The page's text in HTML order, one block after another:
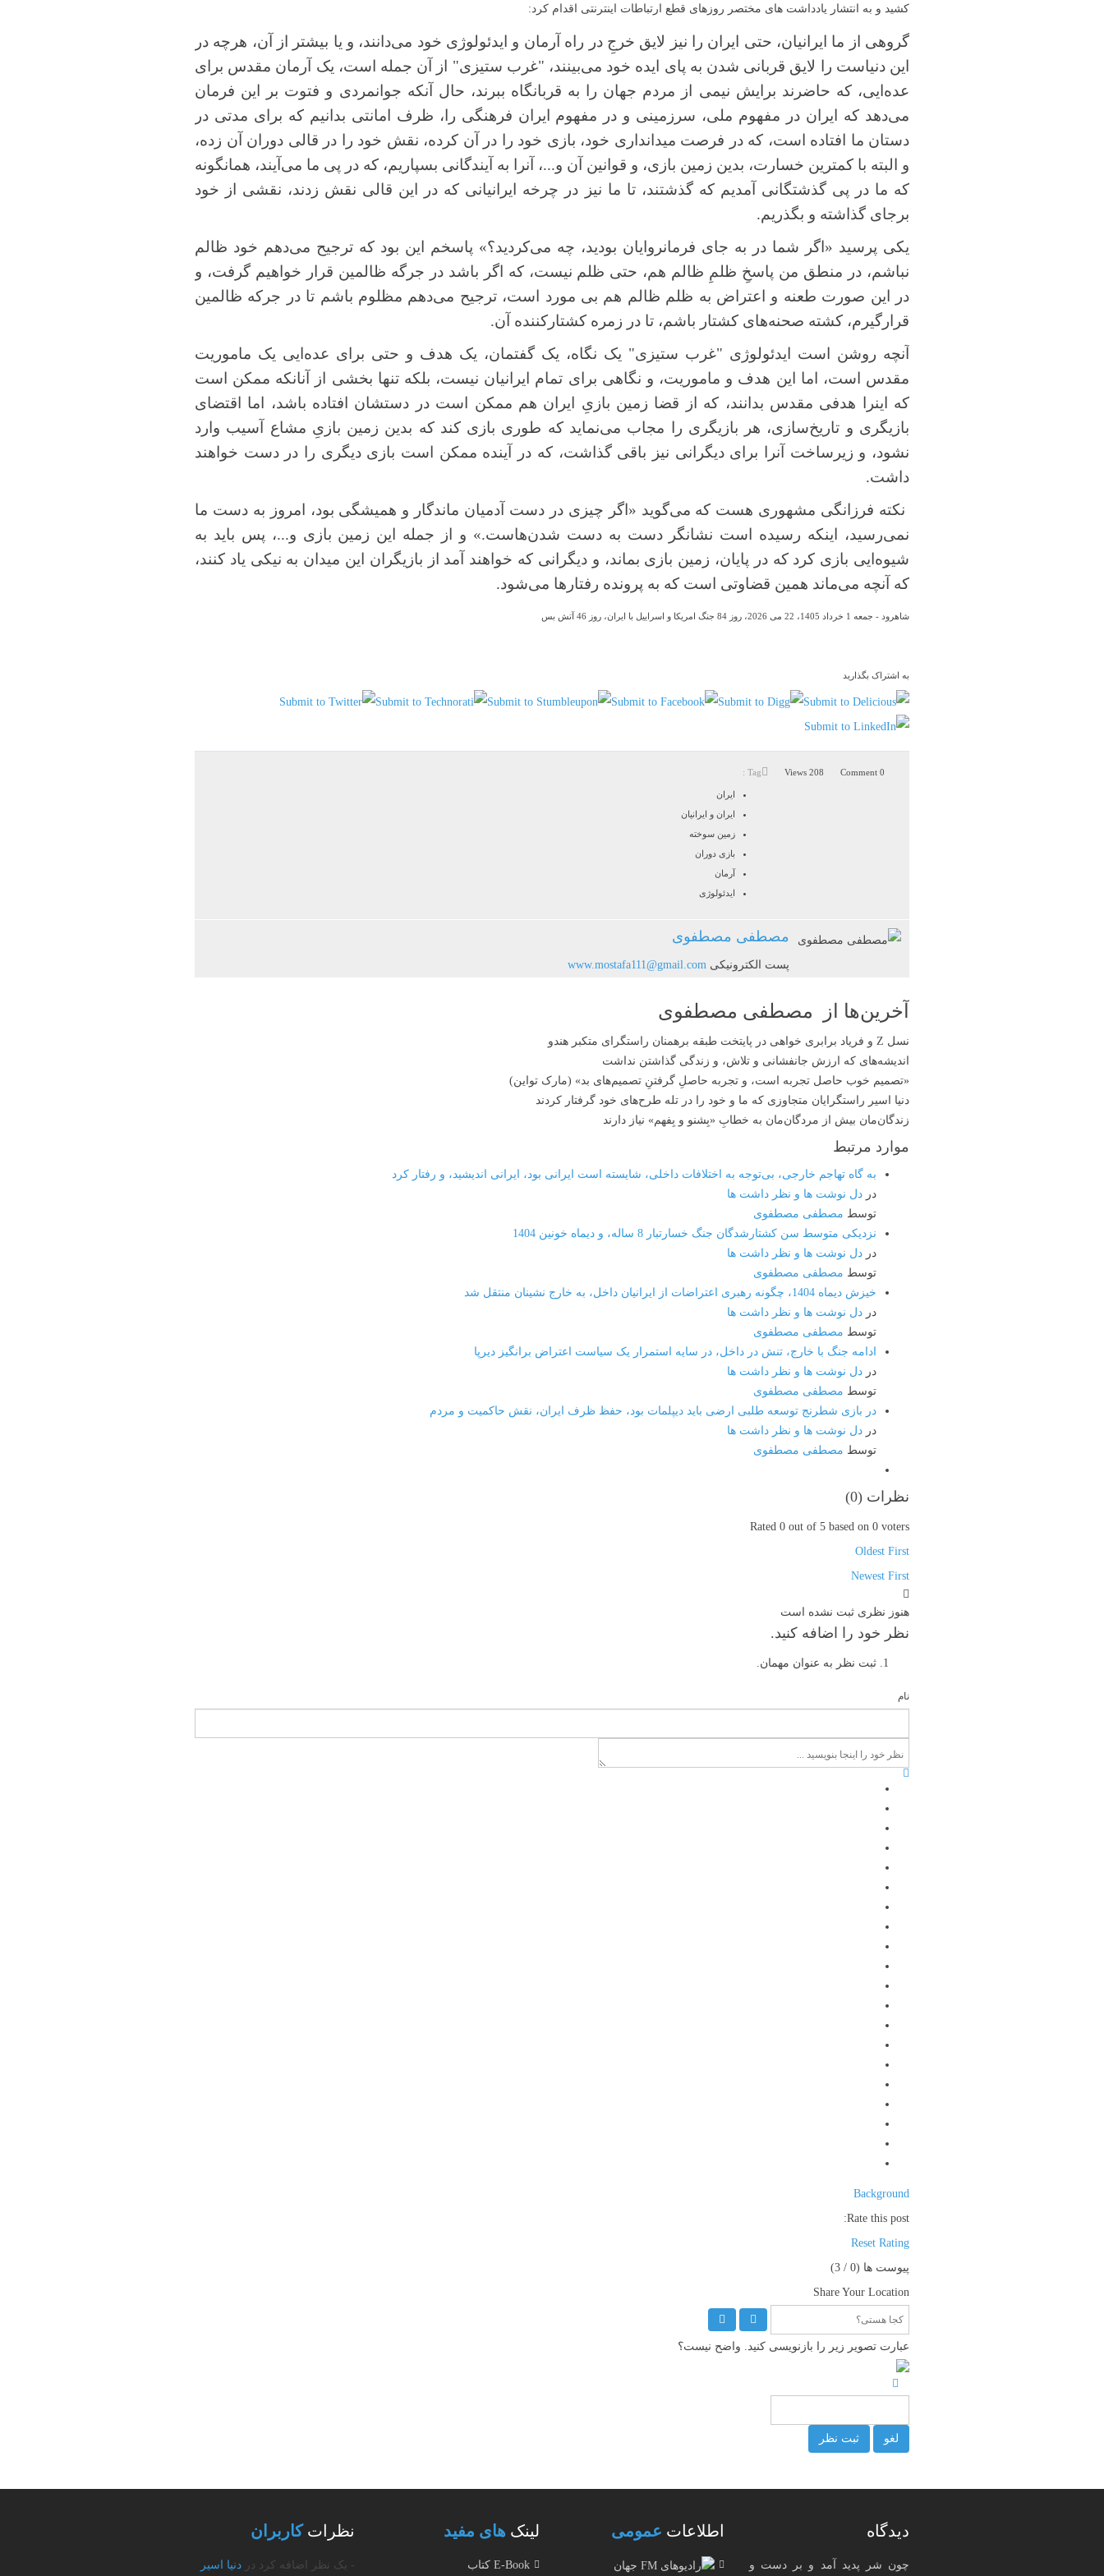
کشید و به انتشار یادداشت های مختصر روزهای قطع ارتباطات اینترنتی اقدام کرد:
گروهی از ما ایرانیان، حتی ایران را نیز لایق خرجِ در راه آرمان و ایدئولوژی خود می‌دانند، و یا بیشتر از آن، هرچه در
این دنیاست را لایق قربانی شدن به پای ایده خود می‌بینند، "غرب ستیزی" از آن جمله است، یک آرمان مقدس برای
عده‌ایی، که حاضرند برایش نیمی از مردم جهان را به قربانگاه ببرند، حال آنکه جوانمردی و فتوت بر این فرمان
می‌دهد که ایران در مفهوم ملی، سرزمینی و در مفهوم ایران فرهنگی را، ظرف امانتی بدانیم که برای مدتی در
دستان ما افتاده است، که در فرصت میدانداری خود، بازی خود را در آن کرده، نقش خود را در قالی دوران آن زده،
و البته با کمترین خسارت، بدین زمین بازی، و قوانین آن و...، آنرا به آیندگانی بسپاریم، که در پی ما می‌آیند، همانگونه
که ما در پی گذشتگانی آمدیم که گذشتند، تا ما نیز در چرخه ایرانیانی که در این قالی نقش زدند، نقشی از خود
برجای گذاشته و بگذریم.
یکی پرسید «اگر شما در به جای فرمانروایان بودید، چه می‌کردید؟» پاسخم این بود که ترجیح می‌دهم خود ظالم
نباشم، در منطق من پاسخِ ظلمِ ظالم هم، حتی ظلم نیست، که اگر باشد در جرگه ظالمین قرار خواهیم گرفت، و
در این صورت طعنه و اعتراض به ظلم ظالم هم بی مورد است، ترجیح می‌دهم مظلوم باشم تا در جرکه ظالمین
قرارگیرم، کشته صحنه‌های کشتار باشم، تا در زمره کشتارکننده آن.
آنچه روشن است ایدئولوژی "غرب ستیزی" یک نگاه، یک گفتمان، یک هدف و حتی برای عده‌ایی یک ماموریت
مقدس است، اما این هدف و ماموریت، و نگاهی برای تمام ایرانیان نیست، بلکه تنها بخشی از آنانکه ممکن است
که اینرا هدفی مقدس بدانند، که از قضا زمین بازیِ ایران هم ممکن است در دستشان افتاده باشد، اما اقتضای
بازیگری و تاریخ‌سازی، هر بازیگری را مجاب می‌نماید که طوری بازی کند که بدین زمین بازیِ مشاع آسیب وارد
نشود، و زیرساخت آنرا برای دیگرانی نیز باقی گذاشت، که در آینده ممکن است بازی دیگری را در دست خواهند
داشت.
نکته فرزانگی مشهوری هست که می‌گوید «اگر چیزی در دست آدمیان ماندگار و همیشگی بود، امروز به دست ما
نمی‌رسید، اینکه رسیده است نشانگر دست به دست شدن‌هاست.» و از جمله این زمین بازی و...، پس باید به
شیوه‌ایی بازی کرد که در پایان، زمین بازی بماند، و دیگرانی که خواهند آمد از بازیگران این میدان به نیکی یاد کنند،
که آنچه می‌ماند همین قضاوتی است که به پرونده رفتارها می‌شود.
شاهرود - جمعه 1 خرداد 1405، 22 می 2026، روز 84 جنگ امریکا و اسراییل با ایران، روز 46 آتش بس
به اشتراک بگذارید
0 Comment
208 Views
Tag :
ایران
ایران و ایرانیان
زمین سوخته
بازی دوران
آرمان
ایدئولوژی
مصطفی مصطفوی
پست الکترونیکی www.mostafa111@gmail.com
آخرین‌ها از مصطفی مصطفوی
نسل Z و فریاد برابری خواهی در پایتخت طبقه برهمنان راستگرای متکبر هندو
اندیشه‌های که ارزش جانفشانی و تلاش، و زندگی گذاشتن نداشت
«تصمیم‌ خوب حاصل تجربه‌ است، و تجربه حاصلِ گرفتنِ تصمیم‌های بد» (مارک تواین)
دنیا اسیر راستگرایان متجاوزی‌ که ما و خود را در تله طرح‌های خود گرفتار کردند
زندگان‌مان بیش از مردگان‌مان به خطابِ «بِشنو و بِفهم» نیاز دارند
موارد مرتبط
به گاه تهاجم خارجی، بی‌توجه به اختلافات داخلی، شایسته است ایرانی بود، ایرانی اندیشید، و رفتار کرد
در دل نوشت ها و نظر داشت ها
توسط مصطفی مصطفوی
نزدیکی متوسط سن کشتارشدگان جنگ خسارتبار 8 ساله، و دیماه خونین 1404
در دل نوشت ها و نظر داشت ها
توسط مصطفی مصطفوی
خیزش دیماه 1404، چگونه رهبری اعتراضات از ایرانیان داخل، به خارج نشینان منتقل شد
در دل نوشت ها و نظر داشت ها
توسط مصطفی مصطفوی
ادامه جنگ با خارج، تنش در داخل، در سایه استمرار یک سیاست اعتراض برانگیز دیرپا
در دل نوشت ها و نظر داشت ها
توسط مصطفی مصطفوی
در بازی شطرنج توسعه طلبی ارضی باید دیپلمات بود، حفظ ظرف ایران، نقش حاکمیت و مردم
در دل نوشت ها و نظر داشت ها
توسط مصطفی مصطفوی
نظرات (0
)
Rated 0 out of 5 based on 0 voters
Oldest First
Newest First
هنوز نظری ثبت نشده است
نظر خود را اضافه کنید.
ثبت نظر به عنوان مهمان.
نام
Background
Rate this post:
Reset Rating
پیوست ها (0
/ 3)
Share Your Location
عبارت تصویر زیر را بازنویسی کنید. واضح نیست؟
لغو ثبت نظر
دیدگاه
چون شر پدید آمد و بر دست و
اطلاعات عمومی لینک های مفید
E-Book کتاب
نظرات کاربران
- یک نظر اضافه کرد در دنیا اسیر